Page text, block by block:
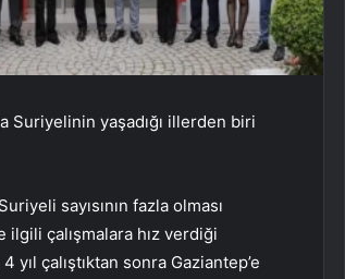
Suriyelinin yaşadığı illerden biri
sayısının fazla olması
çalışmalara hız verdiği
çalıştıktan sonra Gaziantep’e